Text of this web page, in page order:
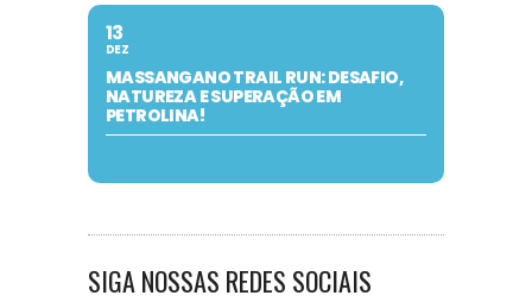
13
DEZ
MASSANGANO TRAIL RUN: DESAFIO,
NATUREZA E SUPERAÇÃO EM
PETROLINA!
SIGA NOSSAS REDES SOCIAIS